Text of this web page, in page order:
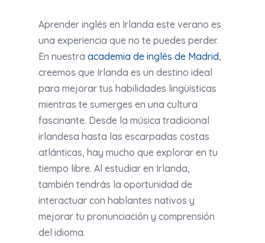
Aprender inglés en Irlanda este verano es
una experiencia que no te puedes perder.
En nuestra academia de inglés de Madrid,
creemos que Irlanda es un destino ideal
para mejorar tus habilidades lingüísticas
mientras te sumerges en una cultura
fascinante. Desde la música tradicional
irlandesa hasta las escarpadas costas
atlánticas, hay mucho que explorar en tu
tiempo libre. Al estudiar en Irlanda,
también tendrás la oportunidad de
interactuar con hablantes nativos y
mejorar tu pronunciación y comprensión
del idioma.